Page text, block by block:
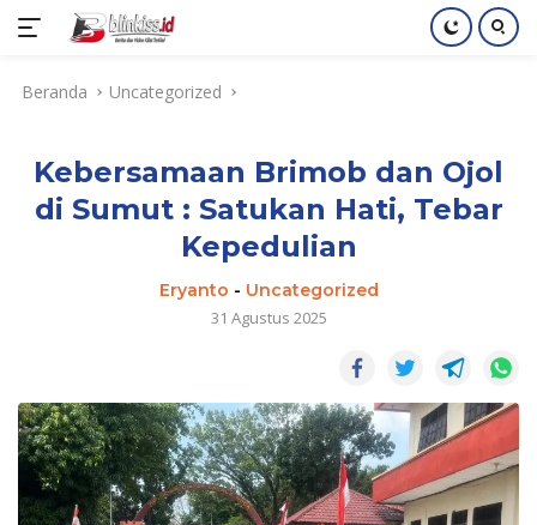
Beranda Uncategorized
Kebersamaan Brimob dan Ojol
di Sumut : Satukan Hati, Tebar
Kepedulian
Eryanto - Uncategorized
31 Agustus 2025